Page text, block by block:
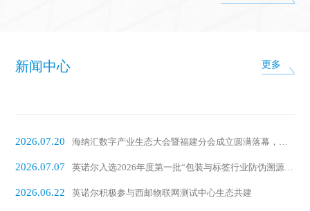
更多
新闻中心
2026.07.20 海纳汇数字产业生态大会暨福建分会成立圆满落幕，英诺尔担任首届会长单位
2026.07.07 英诺尔入选2026年度第一批“包装与标签行业防伪溯源解决方案”名录
2026.06.22 英诺尔积极参与西邮物联网测试中心生态共建